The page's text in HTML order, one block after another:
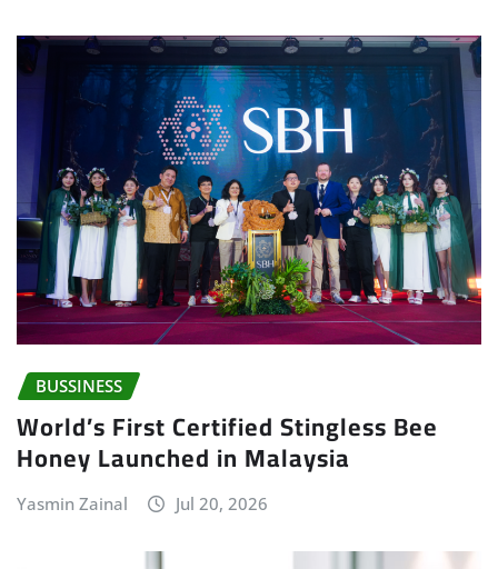
BUSSINESS
World’s First Certified Stingless Bee
Honey Launched in Malaysia
Yasmin Zainal Jul 20, 2026